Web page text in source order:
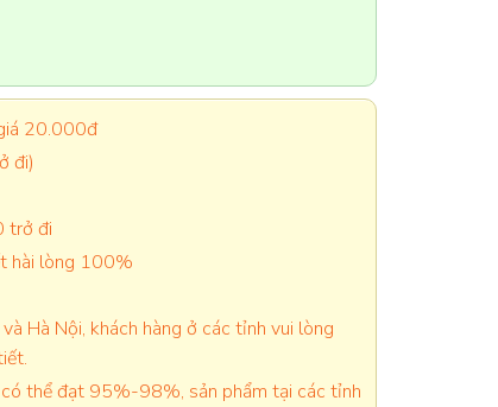
20.000đ
đi)
trở đi
hài lòng 100%
Hà Nội, khách hàng ở các tỉnh vui lòng
thể đạt 95%-98%, sản phẩm tại các tỉnh